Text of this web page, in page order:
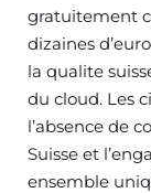
gratuitement
dizaines
la qualite
du cloud. Les
l’absence de
Suisse et
ensemble